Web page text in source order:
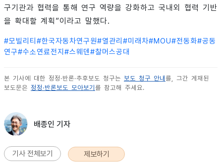
구기관과 협력을 통해 연구 역량을 강화하고 국내외 협력 기반
을 확대할 계획”이라고 말했다.
#모빌리티 #한국자동차연구원#열관리 #미래차#MOU#전동화#공동
연구#수소연료전지 #스웨덴#찰머스공대
본 기사에 대한 정정·반론·추후보도 청구는 보도 청구 안내 를, 그간 게재된
보도문은 정정·반론보도 모아보기 를 참고해 주세요.
배종인 기자
기사 전체보기 제보하기